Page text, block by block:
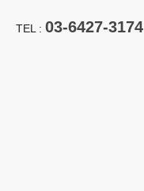
TEL : 03-6427-3174